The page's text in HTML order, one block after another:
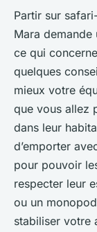
Partir sur
Mara
ce qui
quelques
mieux votre
que vous allez
dans leur
d’emporter
pour pouvoir
respecter leur
ou un
stabiliser votre